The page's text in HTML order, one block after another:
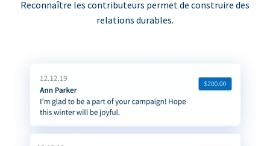
Reconnaître les contributeurs permet de construire des
relations durables.